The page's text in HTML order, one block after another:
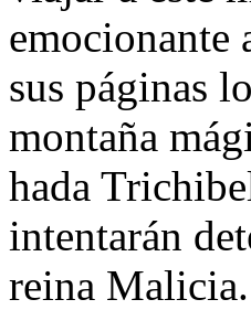
emocionante
sus páginas
montaña
hada
intentarán
reina Malicia.